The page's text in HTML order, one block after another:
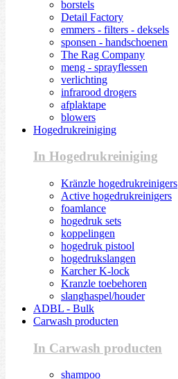
borstels
Detail Factory
emmers - filters - deksels
sponsen - handschoenen
The Rag Company
meng - sprayflessen
verlichting
infrarood drogers
afplaktape
blowers
Hogedrukreiniging
In Hogedrukreiniging
Kränzle hogedrukreinigers
Active hogedrukreinigers
foamlance
hogedruk sets
koppelingen
hogedruk pistool
hogedrukslangen
Karcher K-lock
Kranzle toebehoren
slanghaspel/houder
ADBL - Bulk
Carwash producten
In Carwash producten
shampoo